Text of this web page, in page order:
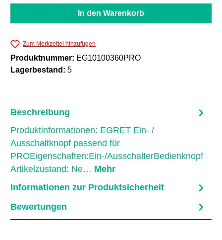
In den Warenkorb
Zum Merkzettel hinzufügen
Produktnummer: EG10100360PRO
Lagerbestand: 5
Beschreibung
Produktinformationen: EGRET Ein- /
Ausschaltknopf passend für
PROEigenschaften:Ein-/AusschalterBedienknopf
Artikelzustand: Ne… Mehr
Informationen zur Produktsicherheit
Bewertungen